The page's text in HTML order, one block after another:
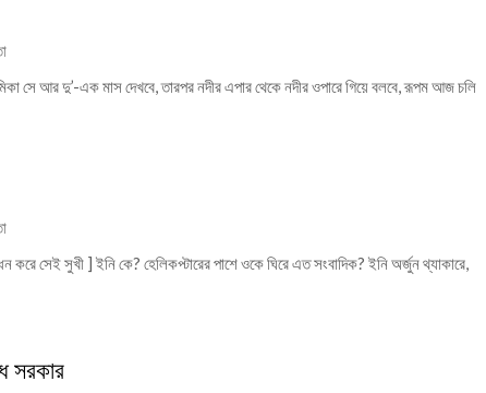
সে আর দু’-এক মাস দেখবে, তারপর নদীর এপার থেকে নদীর ওপারে গিয়ে বলবে, রূপম আজ চলি
করে সেই সুখী ] ইনি কে? হেলিকপ্টারের পাশে ওকে ঘিরে এত সংবাদিক? ইনি অর্জুন থ্যাকারে,
সরকার